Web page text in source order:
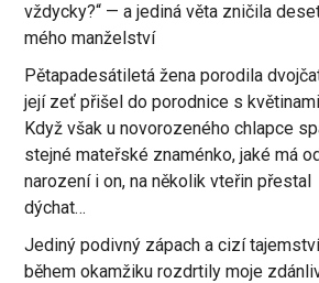
vždycky?“ — a jediná věta zničila
mého manželství
Pětapadesátiletá žena porodila
její zeť přišel do porodnice s
Když však u novorozeného chlapce
stejné mateřské znaménko, jaké má
narození i on, na několik vteřin přestal
dýchat…
Jediný podivný zápach a cizí tajemství
během okamžiku rozdrtily moje